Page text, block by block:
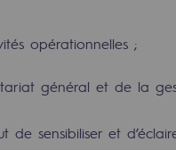
opérationnelles ;
général et de la
de sensibiliser et